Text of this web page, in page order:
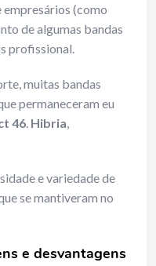
(como
de algumas bandas
profissional.
muitas bandas
permaneceram eu
46. Hibria,
e variedade de
se mantiveram no
e desvantagens